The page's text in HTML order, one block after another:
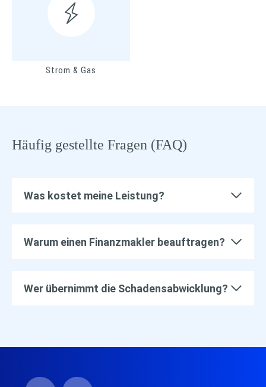
Strom & Gas
Häufig gestellte Fragen (FAQ)
Was kostet meine Leistung?
Warum einen Finanzmakler beauftragen?
Wer übernimmt die Schadensabwicklung?